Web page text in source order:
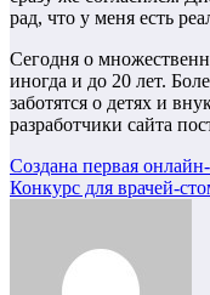
рад, что у меня есть
Сегодня о
иногда и до 20 лет.
заботятся о детях и
разработчики сайта
Навигация
по
Создана первая
Конкурс для врачей-